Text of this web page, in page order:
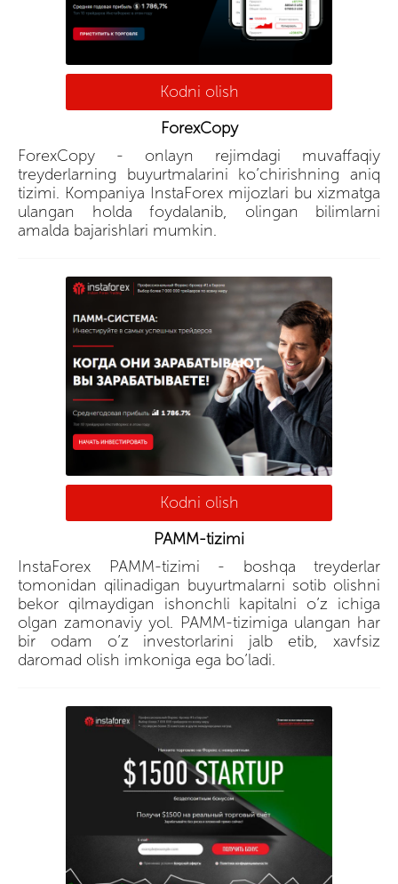
Kodni olish
ForexCopy
ForexCopy - onlayn rejimdagi muvaffaqiy
treyderlarning buyurtmalarini ko’chirishning aniq
tizimi. Kompaniya InstaForex mijozlari bu xizmatga
ulangan holda foydalanib, olingan bilimlarni
amalda bajarishlari mumkin.
Kodni olish
PAMM-tizimi
InstaForex PAMM-tizimi - boshqa treyderlar
tomonidan qilinadigan buyurtmalarni sotib olishni
bekor qilmaydigan ishonchli kapitalni o’z ichiga
olgan zamonaviy yol. PAMM-tizimiga ulangan har
bir odam o’z investorlarini jalb etib, xavfsiz
daromad olish imkoniga ega bo’ladi.